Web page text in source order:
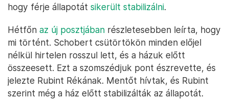
hogy férje állapotát sikerült stabilizálni.
Hétfőn az új posztjában részletesebben leírta, hogy
mi történt. Schobert csütörtökön minden előjel
nélkül hirtelen rosszul lett, és a házuk előtt
összeesett. Ezt a szomszédjuk pont észrevette, és
jelezte Rubint Rékának. Mentőt hívtak, és Rubint
szerint még a ház előtt stabilizálták az állapotát.